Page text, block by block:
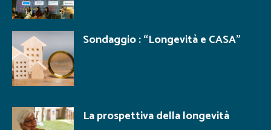
Sondaggio : “Longevità e CASA”
La prospettiva della longevità